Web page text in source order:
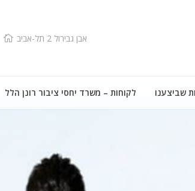
אבן גבירול 2 תל-אביב
שביצענו לקוחות – משרד יחסי ציבור רונן הלל